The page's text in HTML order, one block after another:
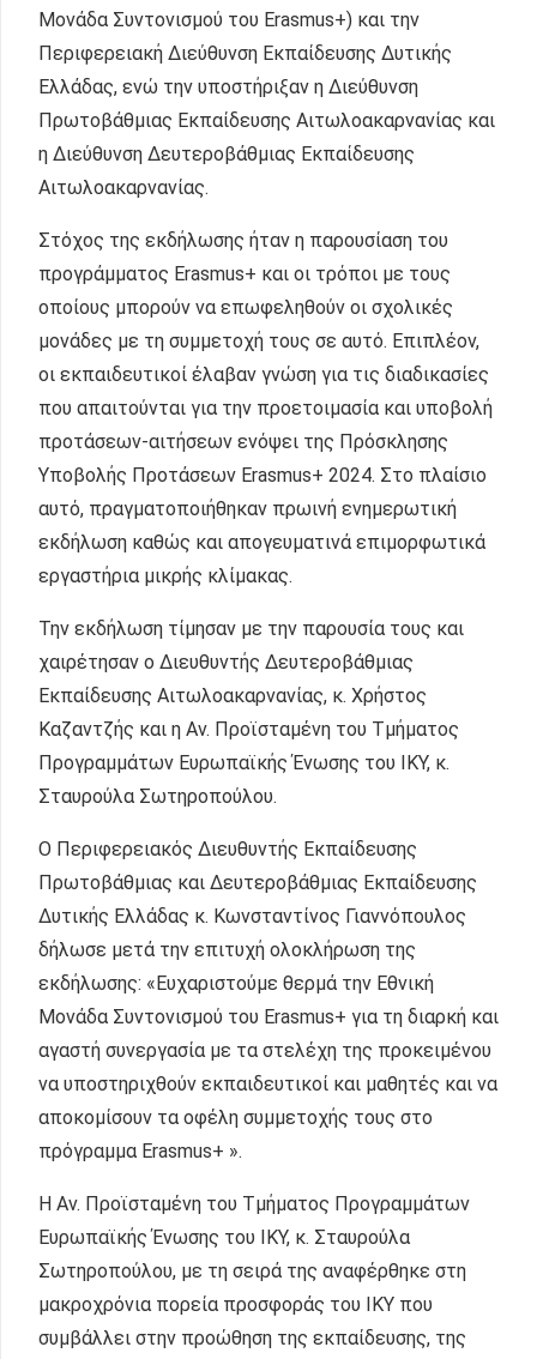
Μονάδα Συντονισμού του Erasmus+) και την
Περιφερειακή Διεύθυνση Εκπαίδευσης Δυτικής
Ελλάδας, ενώ την υποστήριξαν η Διεύθυνση
Πρωτοβάθμιας Εκπαίδευσης Αιτωλοακαρνανίας και
η Διεύθυνση Δευτεροβάθμιας Εκπαίδευσης
Αιτωλοακαρνανίας.
Στόχος της εκδήλωσης ήταν η παρουσίαση του
προγράμματος Erasmus+ και οι τρόποι με τους
οποίους μπορούν να επωφεληθούν οι σχολικές
μονάδες με τη συμμετοχή τους σε αυτό. Επιπλέον,
οι εκπαιδευτικοί έλαβαν γνώση για τις διαδικασίες
που απαιτούνται για την προετοιμασία και υποβολή
προτάσεων-αιτήσεων ενόψει της Πρόσκλησης
Υποβολής Προτάσεων Erasmus+ 2024. Στο πλαίσιο
αυτό, πραγματοποιήθηκαν πρωινή ενημερωτική
εκδήλωση καθώς και απογευματινά επιμορφωτικά
εργαστήρια μικρής κλίμακας.
Την εκδήλωση τίμησαν με την παρουσία τους και
χαιρέτησαν ο Διευθυντής Δευτεροβάθμιας
Εκπαίδευσης Αιτωλοακαρνανίας, κ. Χρήστος
Καζαντζής και η Αν. Προϊσταμένη του Τμήματος
Προγραμμάτων Ευρωπαϊκής Ένωσης του ΙΚΥ, κ.
Σταυρούλα Σωτηροπούλου.
Ο Περιφερειακός Διευθυντής Εκπαίδευσης
Πρωτοβάθμιας και Δευτεροβάθμιας Εκπαίδευσης
Δυτικής Ελλάδας κ. Κωνσταντίνος Γιαννόπουλος
δήλωσε μετά την επιτυχή ολοκλήρωση της
εκδήλωσης: «Ευχαριστούμε θερμά την Εθνική
Μονάδα Συντονισμού του Erasmus+ για τη διαρκή και
αγαστή συνεργασία με τα στελέχη της προκειμένου
να υποστηριχθούν εκπαιδευτικοί και μαθητές και να
αποκομίσουν τα οφέλη συμμετοχής τους στο
πρόγραμμα Erasmus+ ».
Η Αν. Προϊσταμένη του Τμήματος Προγραμμάτων
Ευρωπαϊκής Ένωσης του ΙΚΥ, κ. Σταυρούλα
Σωτηροπούλου, με τη σειρά της αναφέρθηκε στη
μακροχρόνια πορεία προσφοράς του ΙΚΥ που
συμβάλλει στην προώθηση της εκπαίδευσης, της